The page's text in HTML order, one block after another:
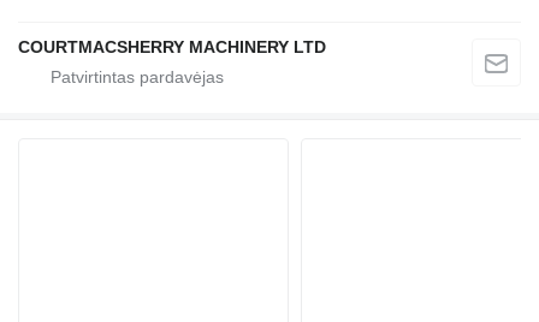
COURTMACSHERRY MACHINERY LTD